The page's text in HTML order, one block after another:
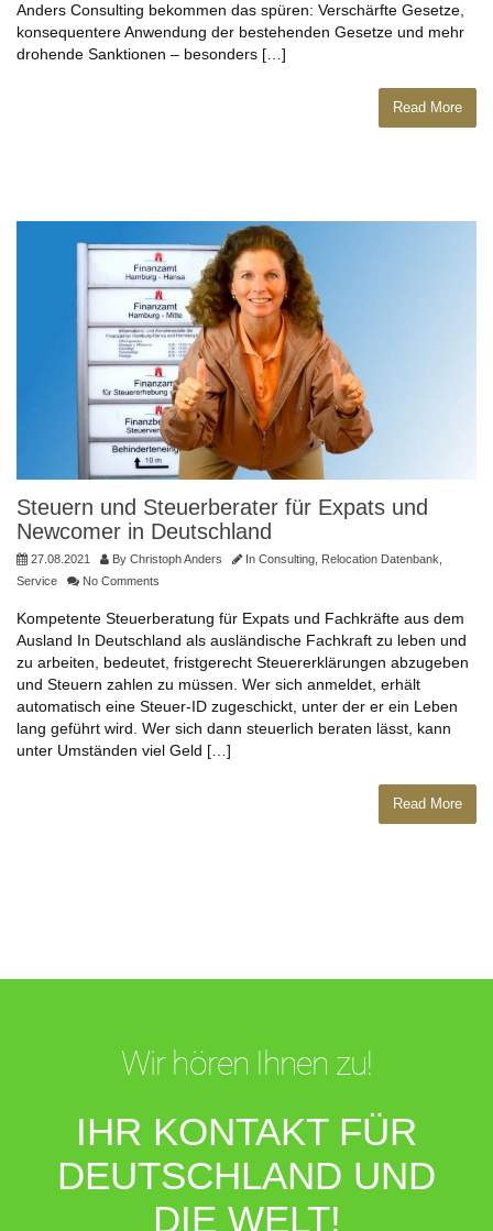
Anders Consulting bekommen das spüren: Verschärfte Gesetze,
konsequentere Anwendung der bestehenden Gesetze und mehr
drohende Sanktionen – besonders […]
Read More
Steuern und Steuerberater für Expats und
Newcomer in Deutschland
27.08.2021 By Christoph Anders In Consulting Relocation Datenbank
Service
No Comments
Kompetente Steuerberatung für Expats und Fachkräfte aus dem
Ausland In Deutschland als ausländische Fachkraft zu leben und
zu arbeiten, bedeutet, fristgerecht Steuererklärungen abzugeben
und Steuern zahlen zu müssen. Wer sich anmeldet, erhält
automatisch eine Steuer-ID zugeschickt, unter der er ein Leben
lang geführt wird. Wer sich dann steuerlich beraten lässt, kann
unter Umständen viel Geld […]
Read More
Wir hören Ihnen zu!
IHR KONTAKT FÜR
DEUTSCHLAND UND
DIE WELT!